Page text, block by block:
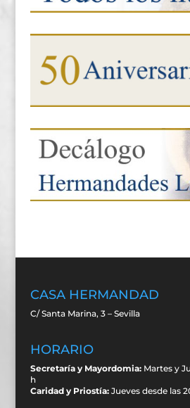
CASA HERMANDAD
C/ Santa Marina, 3 – Sevilla
HORARIO
Secretaría y Mayordomia:Martes y
h
Caridad y Priostía:Jueves desde las